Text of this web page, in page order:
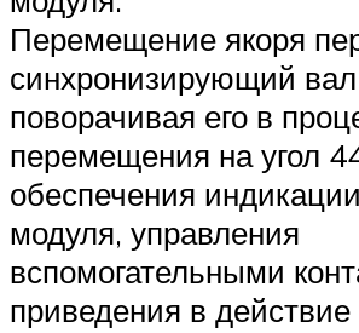
Перемещение якоря
синхронизирующий
поворачивая его в
перемещения на угол
обеспечения
модуля, управления
вспомогательными
приведения в действие